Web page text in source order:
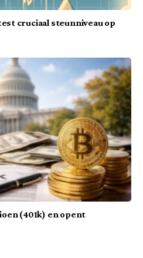
cruciaal steunniveau op
(401k) en opent